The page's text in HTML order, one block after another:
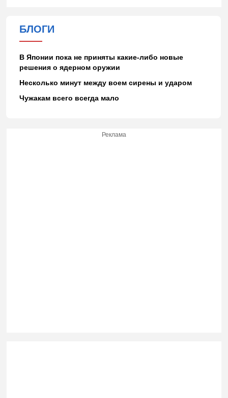
БЛОГИ
В Японии пока не приняты какие-либо новые
решения о ядерном оружии
Несколько минут между воем сирены и ударом
Чужакам всего всегда мало
Реклама